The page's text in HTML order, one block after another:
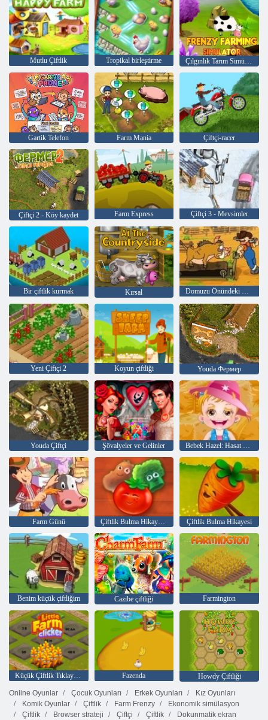
Mutlu Çiftlik Tropikal birleştirme Çılgınlık Tarım Simülatörü
Gartik Telefon Farm Mania Çiftçi-racer
Çiftçi 2 - Köy kaydet Farm Express Çiftçi 3 - Mevsimler
Bir çiftlik kurmak Kırsal Domuzu Önündeki Engeller
Yeni Çiftçi 2 Koyun çiftliği Youda Фермер
Youda Çiftçi Şövalyeler ve Gelinler Bebek Hazel: Hasat Şenliği
Farm Günü Çiftlik Bulma Hikayesi 2 Çiftlik Bulma Hikayesi
Benim küçük çiftliğim Cazibe çiftliği Farmington
Fazenda
Howdy Çiftliği
Online Oyunlar
Çocuk Oyunları Erkek Oyunları
Kız Oyunları
Komik Oyunlar
Çiftlik Farm Frenzy
Ekonomik simülasyon
Çiftlik
Browser strateji Çiftçi Çiftlik
Dokunmatik ekran